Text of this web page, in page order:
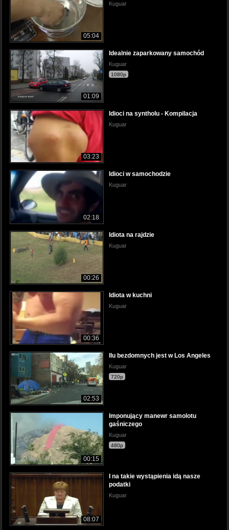
05:04
Kuguar
01:09
Idealnie zaparkowany samochód
Kuguar
1080p
03:23
Idioci na syntholu - Kompilacja
Kuguar
02:18
Idioci w samochodzie
Kuguar
00:26
Idiota na rajdzie
Kuguar
00:36
Idiota w kuchni
Kuguar
02:53
Ilu bezdomnych jest w Los Angeles
Kuguar
720p
00:15
Imponujący manewr samolotu
gaśniczego
Kuguar
480p
08:07
I na takie wystąpienia idą nasze
podatki
Kuguar